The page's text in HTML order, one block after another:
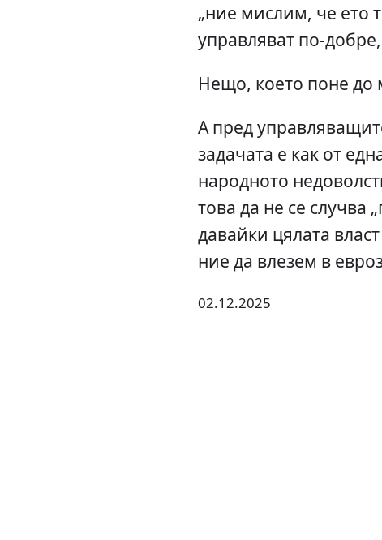
„ние мислим, че ето
управляват по-
Нещо, което поне до
А пред
задачата е как от
народното
това да не се случва
давайки цялата
ние да влезем в
02.12.2025